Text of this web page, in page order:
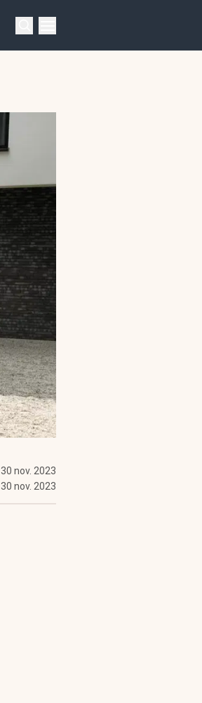
30 nov. 2023
30 nov. 2023